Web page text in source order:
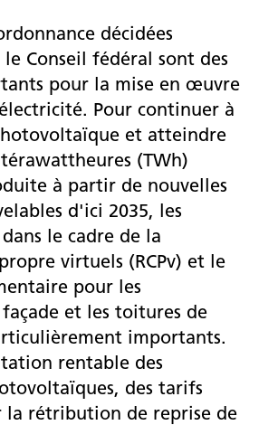
décidées
Conseil fédéral sont des
pour la mise en œuvre
Pour continuer à
et atteindre
(TWh)
à partir de nouvelles
d'ici 2035, les
le cadre de la
virtuels (RCPv) et le
pour les
et les toitures de
importants.
rentable des
des tarifs
la rétribution de reprise de